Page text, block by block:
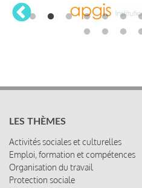
LES THÈMES
Activités sociales et culturelles
Emploi, formation et compétences
Organisation du travail
Protection sociale